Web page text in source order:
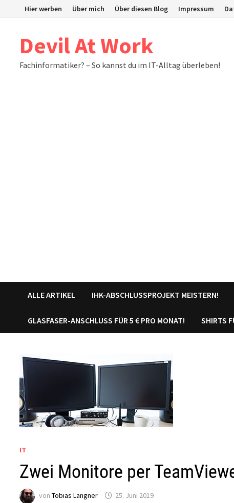
Hier werben Über mich Über diesen Blog Impressum
Devil At Work
Fachinformatiker? – So kannst du im IT-Alltag überleben!
ALLE ARTIKEL IHK-ABSCHLUSSPROJEKT MEISTERN!
GLASFASER-ANSCHLUSS FÜR 5 € PRO MONAT! SHIRTS
IT
Zwei Monitore per
vonTobias Langner 25. Juni 2019